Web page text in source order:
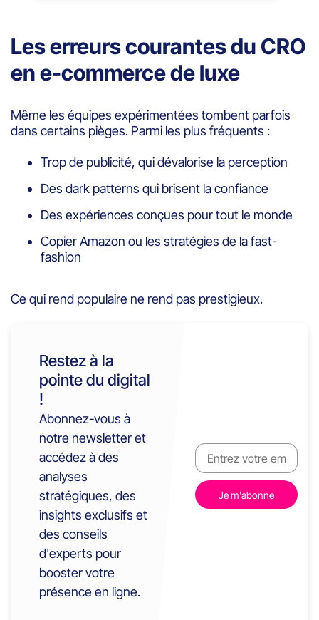
Les erreurs courantes du CRO
en e-commerce de luxe
Même les équipes expérimentées tombent parfois
dans certains pièges. Parmi les plus fréquents :
Trop de publicité, qui dévalorise la perception
Des dark patterns qui brisent la confiance
Des expériences conçues pour tout le monde
Copier Amazon ou les stratégies de la fast-
fashion
Ce qui rend populaire ne rend pas prestigieux.
Restez à la
pointe du digital
!
Abonnez-vous à
notre newsletter et
accédez à des
analyses
stratégiques, des
insights exclusifs et
des conseils
d'experts pour
booster votre
présence en ligne.